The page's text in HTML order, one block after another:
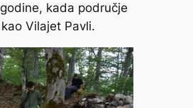
kada područje
Vilajet Pavli.